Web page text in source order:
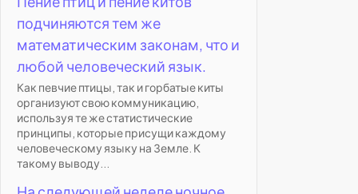
подчиняются тем же
математическим законам, что и
любой человеческий язык.
Как певчие птицы, так и горбатые киты
организуют свою коммуникацию,
используя те же статистические
принципы, которые присущи каждому
человеческому языку на Земле. К
такому выводу...